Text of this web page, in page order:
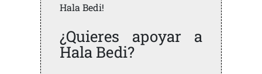
Hala Bedi!
¿Quieres apoyar a
Hala Bedi?